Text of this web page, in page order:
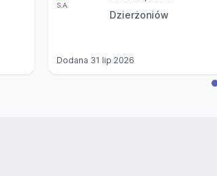
Dzierżoniów
Dodana 31 lip 2026